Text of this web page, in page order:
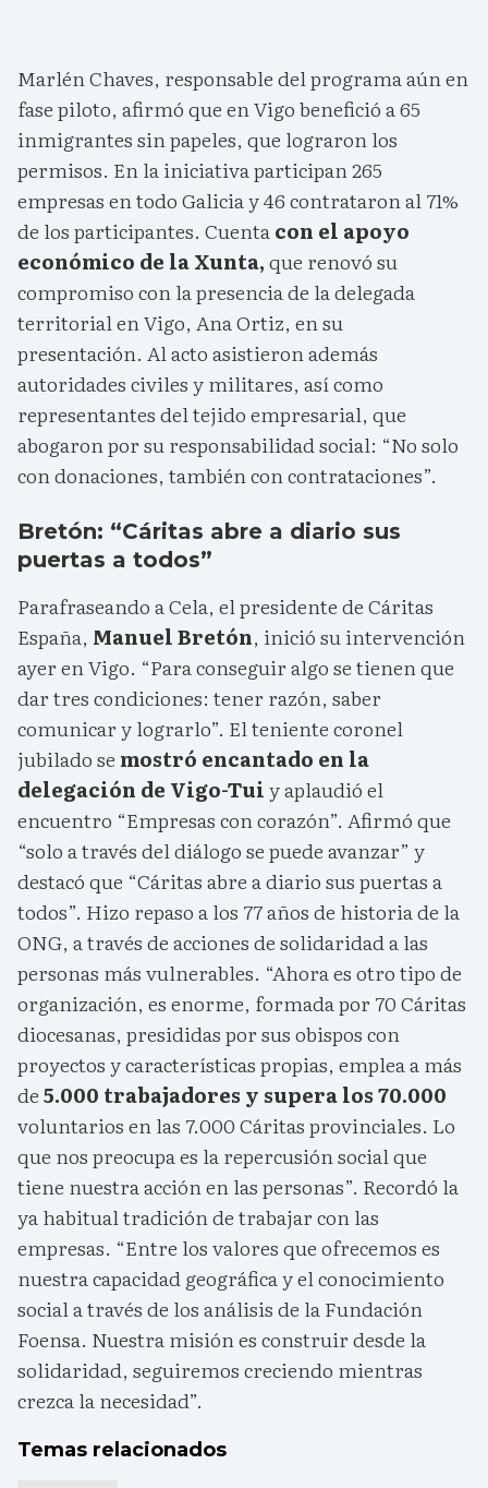
Marlén Chaves, responsable del programa aún en
fase piloto, afirmó que en Vigo benefició a 65
inmigrantes sin papeles, que lograron los
permisos. En la iniciativa participan 265
empresas en todo Galicia y 46 contrataron al 71%
de los participantes. Cuentacon el apoyo
económico de la Xunta,que renovó su
compromiso con la presencia de la delegada
territorial en Vigo, Ana Ortiz, en su
presentación. Al acto asistieron además
autoridades civiles y militares, así como
representantes del tejido empresarial, que
abogaron por su responsabilidad social: “No solo
con donaciones, también con contrataciones”.
Bretón: “Cáritas abre a diario sus
puertas a todos”
Parafraseando a Cela, el presidente de Cáritas
España, Manuel Bretón, inició su intervención
ayer en Vigo. “Para conseguir algo se tienen que
dar tres condiciones: tener razón, saber
comunicar y lograrlo”. El teniente coronel
jubilado se mostró encantado en la
delegación de Vigo-Tuiy aplaudió el
encuentro “Empresas con corazón”. Afirmó que
“solo a través del diálogo se puede avanzar” y
destacó que “Cáritas abre a diario sus puertas a
todos”. Hizo repaso a los 77 años de historia de la
ONG, a través de acciones de solidaridad a las
personas más vulnerables. “Ahora es otro tipo de
organización, es enorme, formada por 70 Cáritas
diocesanas, presididas por sus obispos con
proyectos y características propias, emplea a más
de5.000 trabajadores y supera los 70.000
voluntarios en las 7.000 Cáritas provinciales. Lo
que nos preocupa es la repercusión social que
tiene nuestra acción en las personas”. Recordó la
ya habitual tradición de trabajar con las
empresas. “Entre los valores que ofrecemos es
nuestra capacidad geográfica y el conocimiento
social a través de los análisis de la Fundación
Foensa. Nuestra misión es construir desde la
solidaridad, seguiremos creciendo mientras
crezca la necesidad”.
Temas relacionados